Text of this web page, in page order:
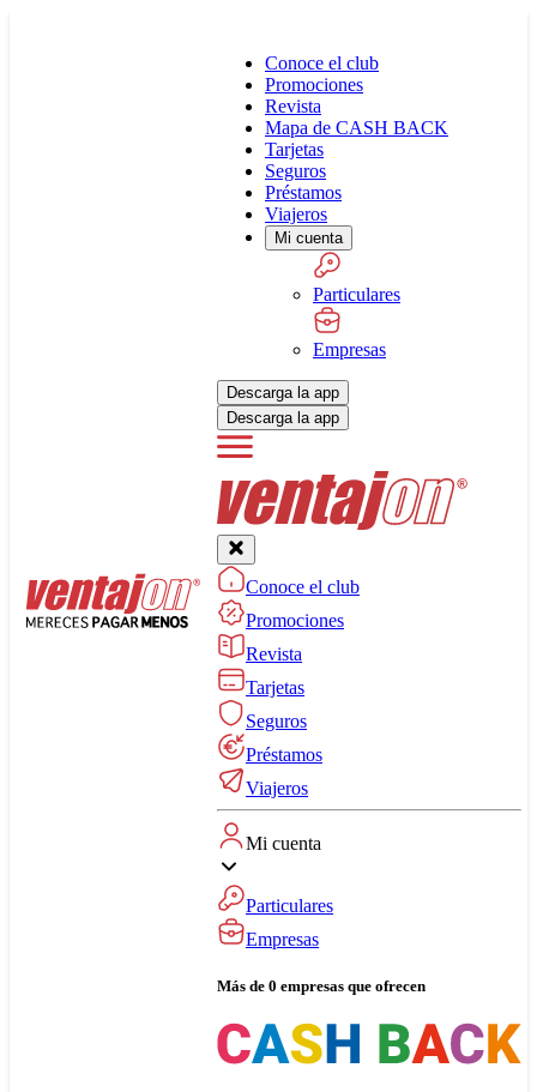
Conoce el club
Promociones
Revista
Mapa de CASH BACK
Tarjetas
Seguros
Préstamos
Viajeros
Mi cuenta
Particulares
Empresas
Descarga la app
Descarga la app
Conoce el club
Promociones
Revista
Tarjetas
Seguros
Préstamos
Viajeros
Mi cuenta
Particulares
Empresas
Más de 0 empresas que ofrecen